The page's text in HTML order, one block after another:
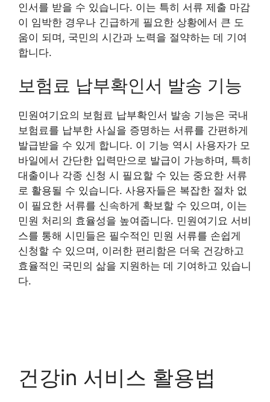
인서를 받을 수 있습니다. 이는 특히 서류 제출 마감
이 임박한 경우나 긴급하게 필요한 상황에서 큰 도
움이 되며, 국민의 시간과 노력을 절약하는 데 기여
합니다.
보험료 납부확인서 발송 기능
민원여기요의 보험료 납부확인서 발송 기능은 국내
보험료를 납부한 사실을 증명하는 서류를 간편하게
발급받을 수 있게 합니다. 이 기능 역시 사용자가 모
바일에서 간단한 입력만으로 발급이 가능하며, 특히
대출이나 각종 신청 시 필요할 수 있는 중요한 서류
로 활용될 수 있습니다. 사용자들은 복잡한 절차 없
이 필요한 서류를 신속하게 확보할 수 있으며, 이는
민원 처리의 효율성을 높여줍니다. 민원여기요 서비
스를 통해 시민들은 필수적인 민원 서류를 손쉽게
신청할 수 있으며, 이러한 편리함은 더욱 건강하고
효율적인 국민의 삶을 지원하는 데 기여하고 있습니
다.
건강in 서비스 활용법